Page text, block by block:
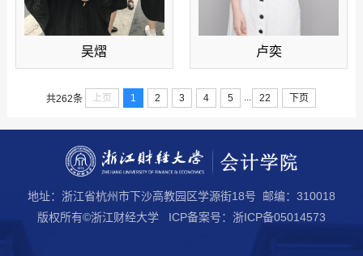
吴熠 卢奕
共262条 上页 1 2 3 4 5 ... 22 下页
地址：浙江省杭州市下沙高教园区学源街18号 邮编：310018
版权所有©浙江财经大学 ICP备案号：浙ICP备05014573